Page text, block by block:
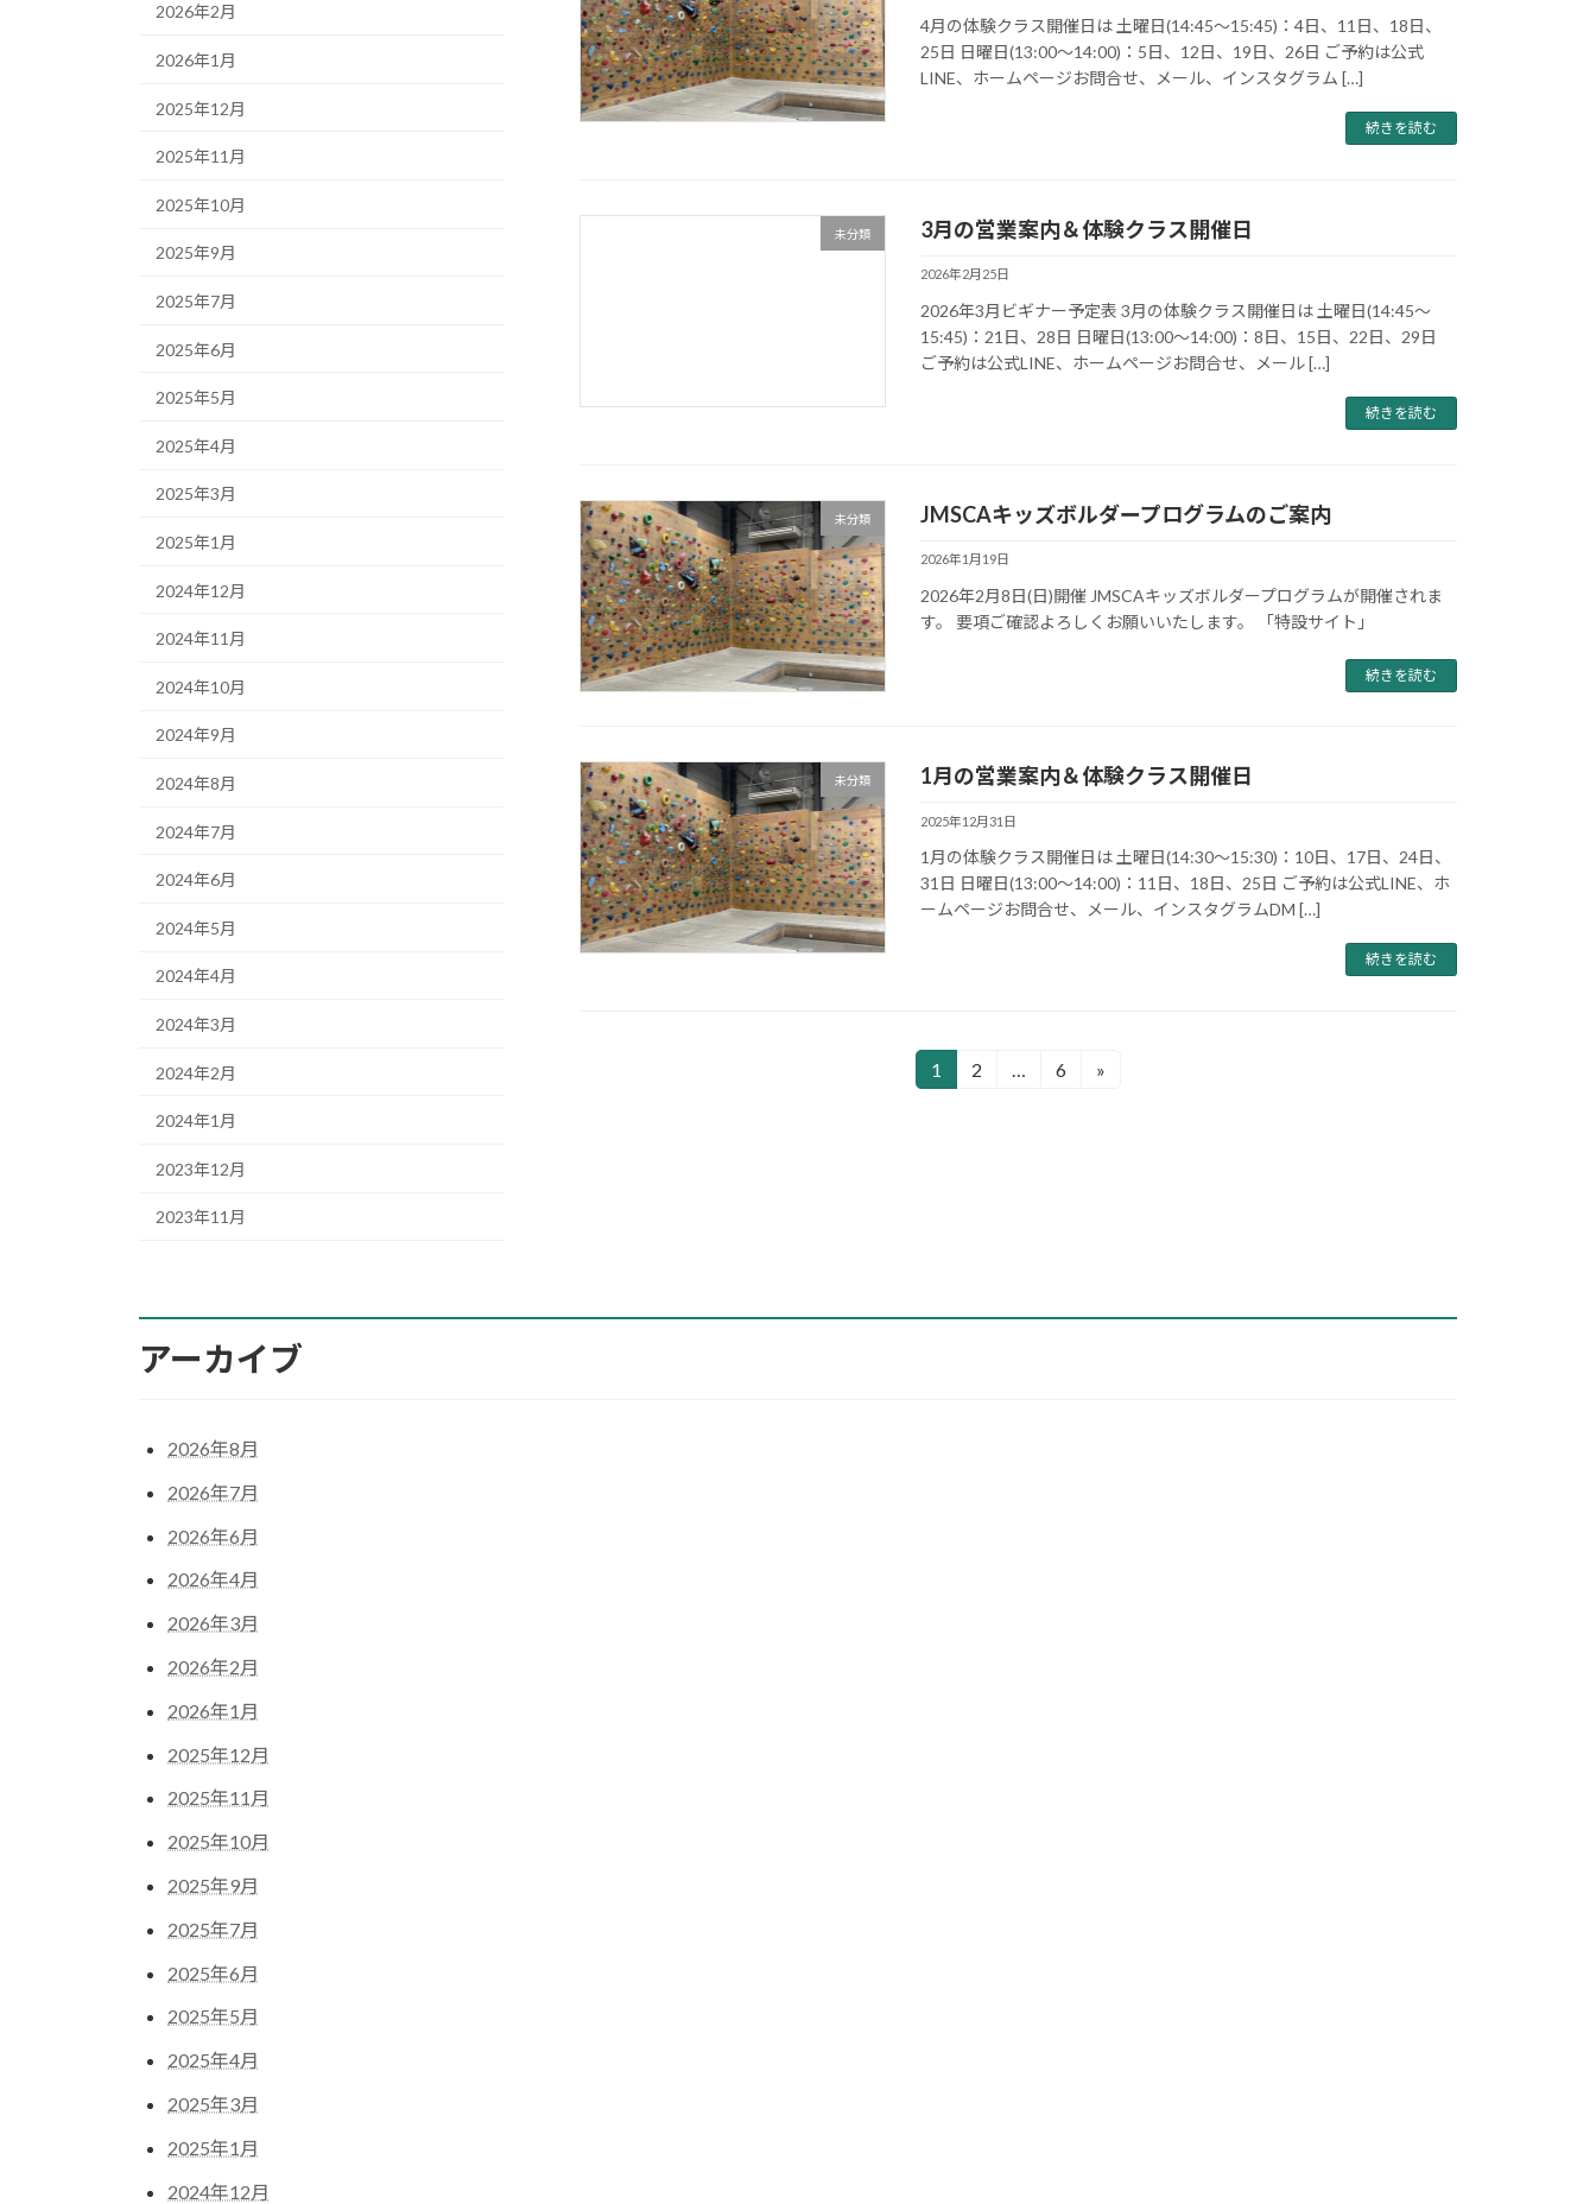
4月の体験クラス開催日は 土曜日(14:45～15:45)：4日、11日、18日、
25日 日曜日(13:00～14:00)：5日、12日、19日、26日 ご予約は公式
LINE、ホームページお問合せ、メール、インスタグラム […]
続きを読む
未分類 3月の営業案内＆体験クラス開催日
2026年2月25日
2026年3月ビギナー予定表 3月の体験クラス開催日は 土曜日(14:45～
15:45)：21日、28日 日曜日(13:00～14:00)：8日、15日、22日、29日
ご予約は公式LINE、ホームページお問合せ、メール […]
続きを読む
未分類 JMSCAキッズボルダープログラムのご案内
2026年1月19日
2026年2月8日(日)開催 JMSCAキッズボルダープログラムが開催されま
す。 要項ご確認よろしくお願いいたします。 「特設サイト」
続きを読む
未分類 1月の営業案内＆体験クラス開催日
2025年12月31日
1月の体験クラス開催日は 土曜日(14:30～15:30)：10日、17日、24日、
31日 日曜日(13:00～14:00)：11日、18日、25日 ご予約は公式LINE、ホ
ームページお問合せ、メール、インスタグラムDM […]
続きを読む
固
1
固
2 …
固
6 »
2026年2月
2026年1月
2025年12月
2025年11月
2025年10月
2025年9月
2025年7月
2025年6月
2025年5月
2025年4月
2025年3月
2025年1月
2024年12月
2024年11月
2024年10月
2024年9月
2024年8月
2024年7月
2024年6月
2024年5月
2024年4月
2024年3月
2024年2月
2024年1月
2023年12月
2023年11月
アーカイブ
2026年8月
2026年7月
2026年6月
2026年4月
2026年3月
2026年2月
2026年1月
2025年12月
2025年11月
2025年10月
2025年9月
2025年7月
2025年6月
2025年5月
2025年4月
2025年3月
2025年1月
2024年12月